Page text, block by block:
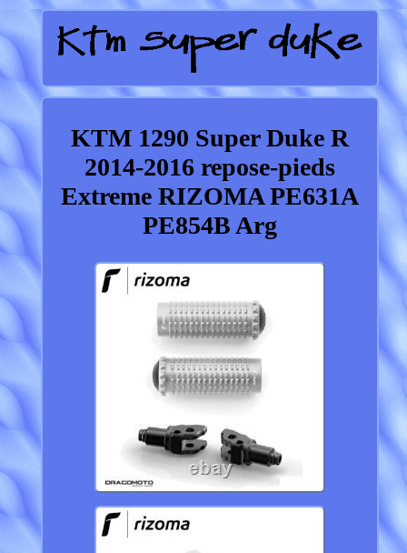
KTM 1290 Super Duke R
2014-2016 repose-pieds
Extreme RIZOMA PE631A
PE854B Arg